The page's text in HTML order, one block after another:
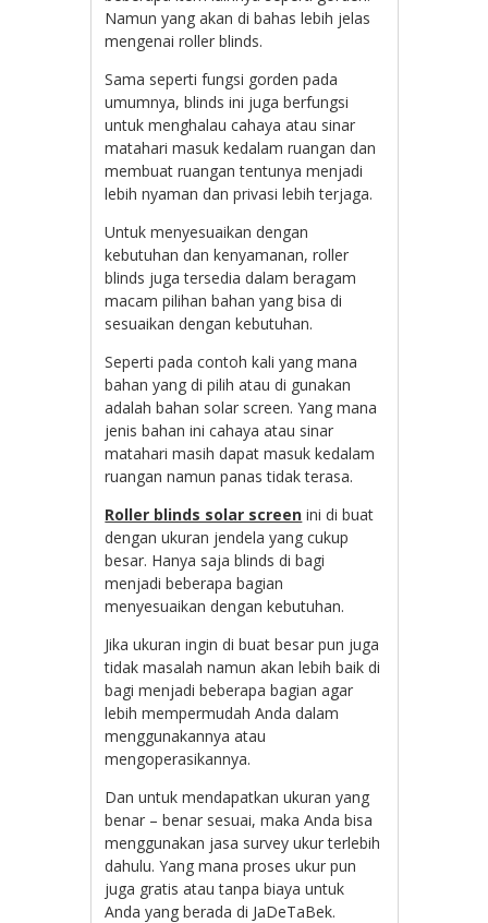
Namun yang akan di bahas lebih jelas
mengenai roller blinds.
Sama seperti fungsi gorden pada
umumnya, blinds ini juga berfungsi
untuk menghalau cahaya atau sinar
matahari masuk kedalam ruangan dan
membuat ruangan tentunya menjadi
lebih nyaman dan privasi lebih terjaga.
Untuk menyesuaikan dengan
kebutuhan dan kenyamanan, roller
blinds juga tersedia dalam beragam
macam pilihan bahan yang bisa di
sesuaikan dengan kebutuhan.
Seperti pada contoh kali yang mana
bahan yang di pilih atau di gunakan
adalah bahan solar screen. Yang mana
jenis bahan ini cahaya atau sinar
matahari masih dapat masuk kedalam
ruangan namun panas tidak terasa.
Roller blinds solar screen ini di buat
dengan ukuran jendela yang cukup
besar. Hanya saja blinds di bagi
menjadi beberapa bagian
menyesuaikan dengan kebutuhan.
Jika ukuran ingin di buat besar pun juga
tidak masalah namun akan lebih baik di
bagi menjadi beberapa bagian agar
lebih mempermudah Anda dalam
menggunakannya atau
mengoperasikannya.
Dan untuk mendapatkan ukuran yang
benar – benar sesuai, maka Anda bisa
menggunakan jasa survey ukur terlebih
dahulu. Yang mana proses ukur pun
juga gratis atau tanpa biaya untuk
Anda yang berada di JaDeTaBek.